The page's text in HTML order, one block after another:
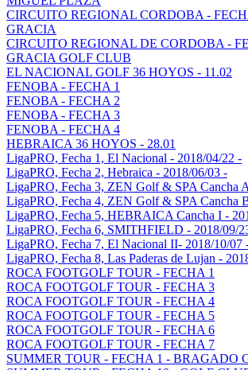
CIRCUITO REGIONAL CORDOBA -
GRACIA
CIRCUITO REGIONAL DE CORDOBA -
GRACIA GOLF CLUB
EL NACIONAL GOLF 36 HOYOS - 11.02
FENOBA - FECHA 1
FENOBA - FECHA 2
FENOBA - FECHA 3
FENOBA - FECHA 4
HEBRAICA 36 HOYOS - 28.01
LigaPRO, Fecha 1, El Nacional - 2018/04/22 -
LigaPRO, Fecha 2, Hebraica - 2018/06/03 -
LigaPRO, Fecha 3, ZEN Golf & SPA Cancha
LigaPRO, Fecha 4, ZEN Golf & SPA Cancha
LigaPRO, Fecha 5, HEBRAICA Cancha I -
LigaPRO, Fecha 6, SMITHFIELD - 2018/09/
LigaPRO, Fecha 7, El Nacional II- 2018/10/07
LigaPRO, Fecha 8, Las Paderas de Lujan -
ROCA FOOTGOLF TOUR - FECHA 1
ROCA FOOTGOLF TOUR - FECHA 3
ROCA FOOTGOLF TOUR - FECHA 4
ROCA FOOTGOLF TOUR - FECHA 5
ROCA FOOTGOLF TOUR - FECHA 6
ROCA FOOTGOLF TOUR - FECHA 7
SUMMER TOUR - FECHA 1 - BRAGADO